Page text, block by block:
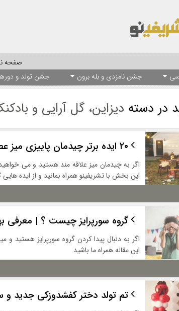
صفحه
جشن نامزدی و بله برون جشن تولد و
در دسته دیزاین، گل آرایی و
۲۰ ایده برتر چیدمان پاییزی میز عصرانه
اگر به چیدمان میز علاقه مند هستید و می خواهید
این بخش با تشریفینو همراه بمانید و از ایده هایی
گروه سورپرایز چیست ؟ | معرفی
اگر به دنبال پیدا کردن گروه سورپرایز هستید و
این مقاله همراه ما باشید
تم تولد دختر کفشدوزکی جدید